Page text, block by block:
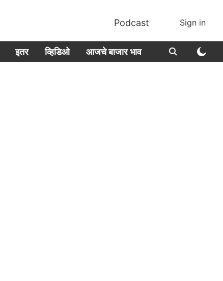
Podcast Sign in
इतर व्हिडिओ आजचे बाजार भाव